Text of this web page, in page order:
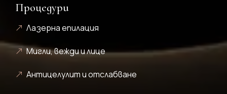
Процедури
Лазерна епилация
Мигли, вежди и лице
Антицелулит и отслабване